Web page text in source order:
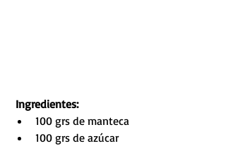
Ingredientes:
100 grs de manteca
100 grs de azúcar